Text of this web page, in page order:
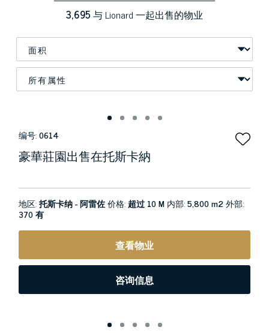
3,695与 Lionard 一起出售的物业
编号:0614
豪華莊園出售在托斯卡納
地区:托斯卡纳 - 阿雷佐价格: 超过 10 M 内部:5,800 m2外部:
370 有
查看物业
咨询信息